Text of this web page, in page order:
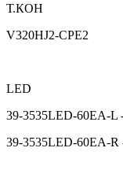
Т.КОН
V320HJ2-CPE2
LED
39-3535LED-60EA-L
39-3535LED-60EA-R